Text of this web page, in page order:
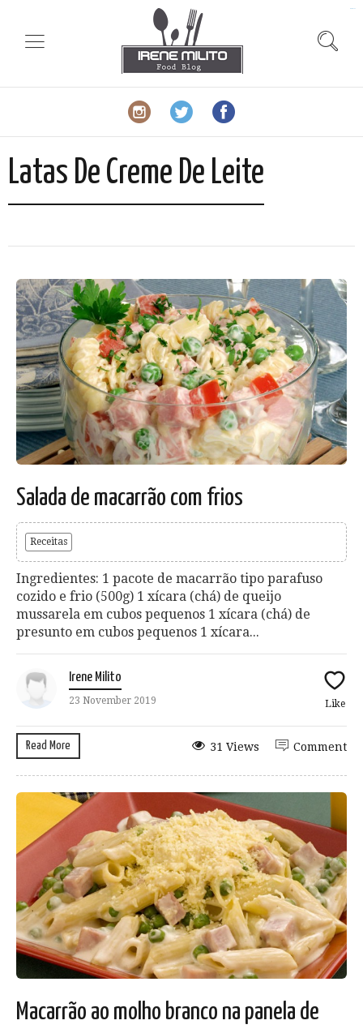
Latas De Creme De Leite
Salada de macarrão com frios
Receitas
Ingredientes: 1 pacote de macarrão tipo parafuso
cozido e frio (500g) 1 xícara (chá) de queijo
mussarela em cubos pequenos 1 xícara (chá) de
presunto em cubos pequenos 1 xícara...
Irene Milito
23 November 2019 Like
Read More Comment
31 Views
Macarrão ao molho branco na panela de